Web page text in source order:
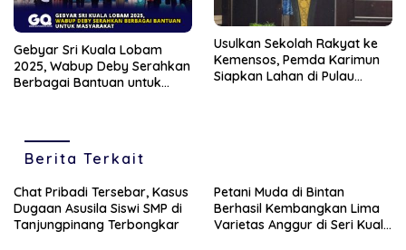
Gebyar Sri Kuala Lobam
2025, Wabup Deby Serahkan
Berbagai Bantuan untuk
Usulkan Sekolah Rakyat ke
Kemensos, Pemda Karimun
Siapkan Lahan di Pulau
Berita Terkait
Chat Pribadi Tersebar, Kasus
Dugaan Asusila Siswi SMP di
Tanjungpinang Terbongkar
Petani Muda di Bintan
Berhasil Kembangkan Lima
Varietas Anggur di Seri Kuala